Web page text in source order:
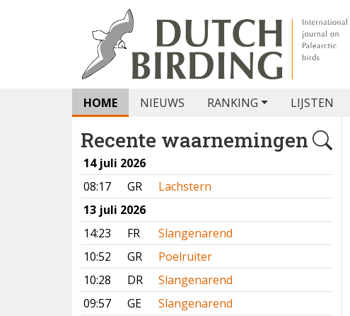
HOME NIEUWS RANKING LIJSTEN
Recente waarnemingen
14 juli 2026
08:17
GR
Lachstern
13 juli 2026
14:23
FR
Slangenarend
10:52
GR
Poelruiter
10:28
DR
Slangenarend
09:57
GE
Slangenarend